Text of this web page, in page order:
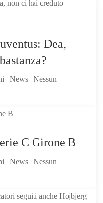
Dea,
| News | Nessun
C Girone B
| News | Nessun